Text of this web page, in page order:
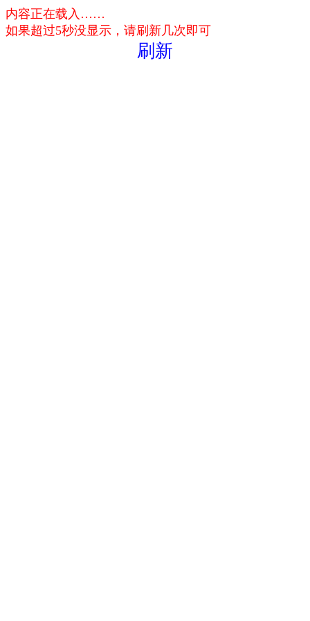
内容正在载入……
如果超过5秒没显示，请刷新几次即可
刷新